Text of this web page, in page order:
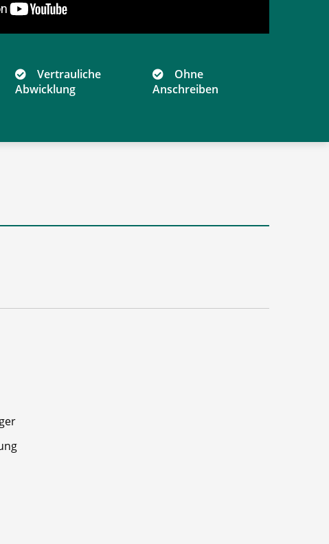
Vertrauliche
Abwicklung
Ohne
Anschreiben